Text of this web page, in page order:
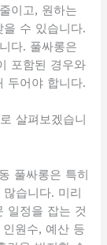
이고, 원하는
수 있습니다.
다. 풀싸롱은
포함된 경우와
두어야 합니다.
살펴보겠습니
풀싸롱은 특히
습니다. 미리
일정을 잡는 것
원수, 예산 등